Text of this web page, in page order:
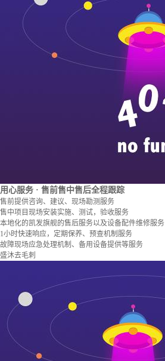
用心服务 · 售前售中售后全程跟踪
售前提供咨询、建议、现场勘测服务
售中项目现场安装实施、测试，验收服务
本地化的凯发旗舰的售后服务以及设备配件维修服务
1小时快速响应，定期保养、预查机制服务
故障现场应急处理机制、备用设备提供等服务
盛沐去毛刺